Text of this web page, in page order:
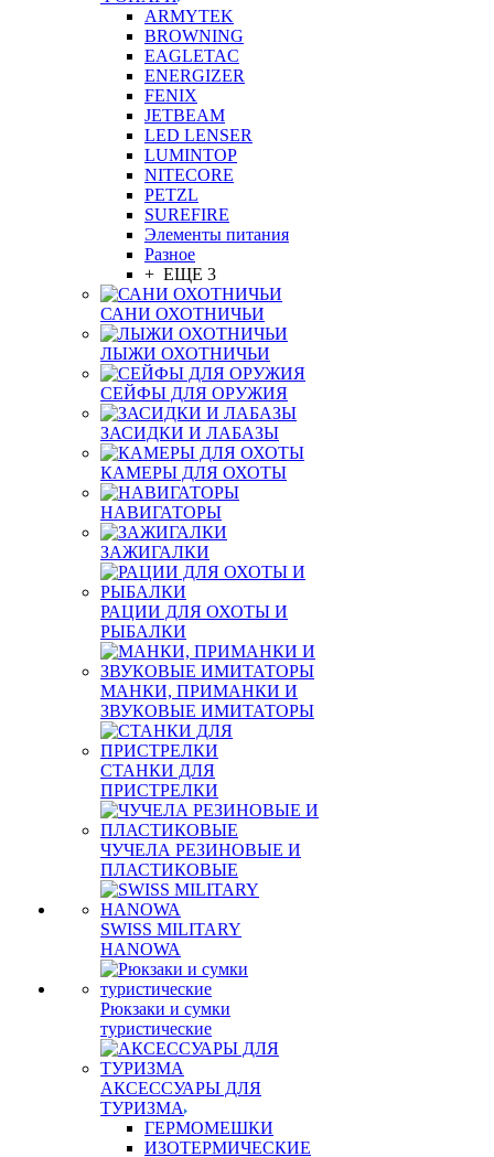
ARMYTEK
BROWNING
EAGLETAC
ENERGIZER
FENIX
JETBEAM
LED LENSER
LUMINTOP
NITECORE
PETZL
SUREFIRE
Элементы питания
Разное
+ ЕЩЕ 3
САНИ ОХОТНИЧЬИ
ЛЫЖИ ОХОТНИЧЬИ
СЕЙФЫ ДЛЯ ОРУЖИЯ
ЗАСИДКИ И ЛАБАЗЫ
КАМЕРЫ ДЛЯ ОХОТЫ
НАВИГАТОРЫ
ЗАЖИГАЛКИ
РАЦИИ ДЛЯ ОХОТЫ И
РЫБАЛКИ
МАНКИ, ПРИМАНКИ И
ЗВУКОВЫЕ ИМИТАТОРЫ
СТАНКИ ДЛЯ
ПРИСТРЕЛКИ
ЧУЧЕЛА РЕЗИНОВЫЕ И
ПЛАСТИКОВЫЕ
SWISS MILITARY
HANOWA
Рюкзаки и сумки
туристические
АКСЕССУАРЫ ДЛЯ
ТУРИЗМА
ГЕРМОМЕШКИ
ИЗОТЕРМИЧЕСКИЕ